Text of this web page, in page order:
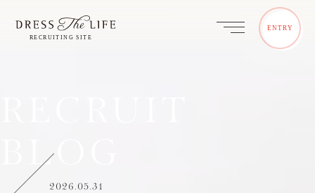
ENTRY
BLOG
2026.05.31